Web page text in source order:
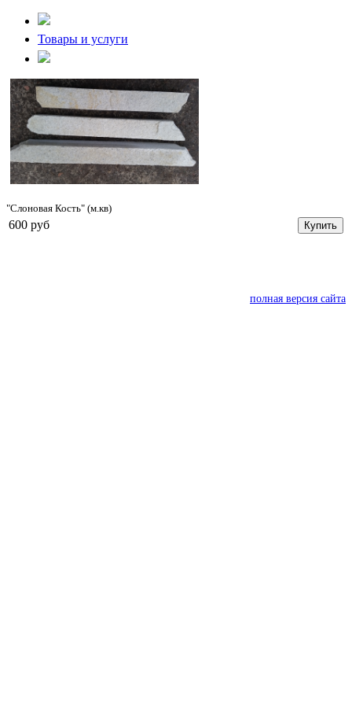
Товары и услуги
"Слоновая Кость" (м.кв)
600 руб Купить
полная версия сайта